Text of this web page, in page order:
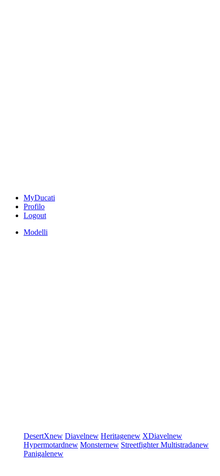
MyDucati
Profilo
Logout
Modelli
DesertXnew Diavelnew Heritagenew XDiavelnew
Hypermotardnew Monsternew StreetfighterMultistradanew
Panigalenew